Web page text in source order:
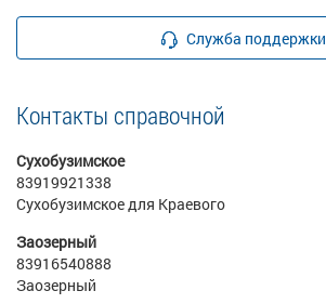
Служба поддержки
Контакты справочной
Сухобузимское
83919921338
Сухобузимское для Краевого
Заозерный
83916540888
Заозерный